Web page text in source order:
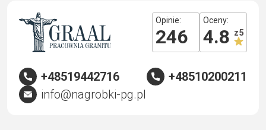
Opinie:
246
Oceny:
4.8 z 5
+48519442716
+48510200211
info@nagrobki-pg.pl